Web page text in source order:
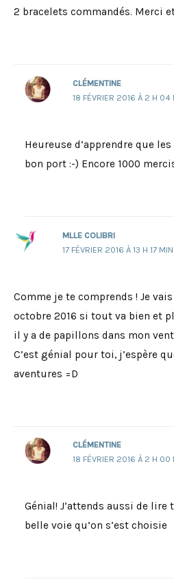
2 bracelets commandés. Merci
CLÉMENTINE
18 FÉVRIER 2016 À 2 H 04
Heureuse d’apprendre que
bon port :-) Encore 1000
MLLE COLIBRI
17 FÉVRIER 2016 À 13 H 17 MIN
Comme je te comprends ! Je
octobre 2016 si tout va bien et
il y a de papillons dans mon
C’est génial pour toi, j’espère
aventures =D
CLÉMENTINE
18 FÉVRIER 2016 À 2 H 00
Génial! J’attends aussi de
belle voie qu’on s’est choisie